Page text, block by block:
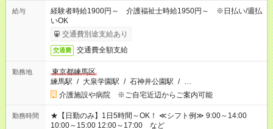
給与
経験者時給1900円～ 介護福祉士時給1950円～ ※日払い/週払
いOK
交通費別途支給あり
交通費 交通費全額支給
勤務地
東京都練馬区
練馬駅 / 大泉学園駅 / 石神井公園駅 / …
介護施設や病院 ※ご自宅近辺からご案内可能
勤務時間
★【日勤のみ】1日5時間～OK！ ≪シフト例≫ 9:00～14:00
10:00～15:00 12:00～17:00 など